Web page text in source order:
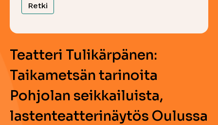
Retki
Teatteri Tulikärpänen:
Taikametsän tarinoita
Pohjolan seikkailuista,
lastenteatterinäytös Oulussa